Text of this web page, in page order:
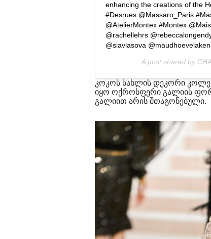
enhancing the creations of the
#Desrues @Massaro_Paris
@AtelierMontex #Montex
@rachellehrs
@siavlasova
A post shared by
კოკოს სახლის დეკორი
იყო ოქროსფერი გალიის
გალიით არის შთაგონებული.